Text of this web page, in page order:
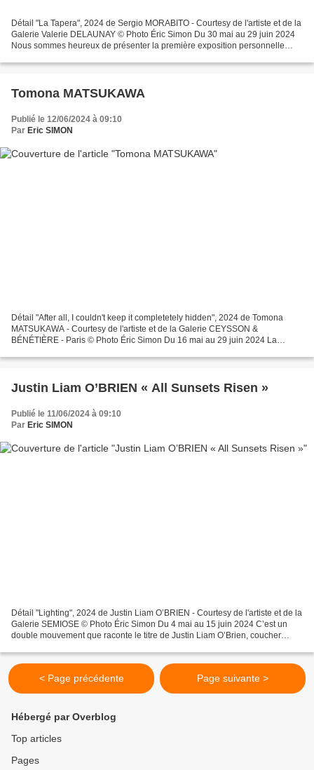
Détail "La Tapera", 2024 de Sergio MORABITO - Courtesy de l'artiste et de la
Galerie Valerie DELAUNAY © Photo Éric Simon Du 30 mai au 29 juin 2024
Nous sommes heureux de présenter la première exposition personnelle
Tomona MATSUKAWA
Publié le 12/06/2024 à 09:10
Par Eric SIMON
Détail "After all, I couldn't keep it completetely hidden", 2024 de Tomona
MATSUKAWA - Courtesy de l'artiste et de la Galerie CEYSSON &
BÉNÉTIÈRE - Paris © Photo Éric Simon Du 16 mai au 29 juin 2024 La
Justin Liam O’BRIEN « All Sunsets Risen »
Publié le 11/06/2024 à 09:10
Par Eric SIMON
Détail "Lighting", 2024 de Justin Liam O’BRIEN - Courtesy de l'artiste et de la
Galerie SEMIOSE © Photo Éric Simon Du 4 mai au 15 juin 2024 C’est un
double mouvement que raconte le titre de Justin Liam O’Brien, coucher
< Page précédente Page suivante >
Hébergé par Overblog
Top articles
Pages